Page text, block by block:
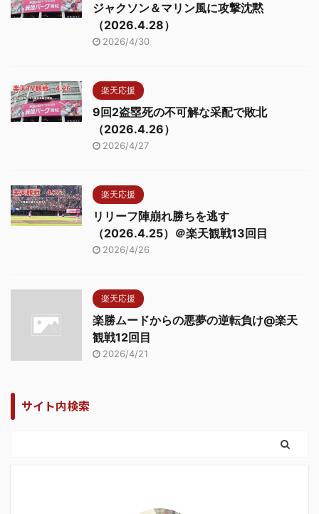
ジャクソン＆マリン風に攻撃沈黙
（2026.4.28）
2026/4/30
楽天応援
9回2盗塁死の不可解な采配で敗北
（2026.4.26）
2026/4/27
楽天応援
リリーフ陣崩れ勝ちを逃す
（2026.4.25）＠楽天観戦13回目
2026/4/26
楽天応援
楽勝ムードからの悪夢の逆転負け@楽天
観戦12回目
2026/4/21
サイト内検索